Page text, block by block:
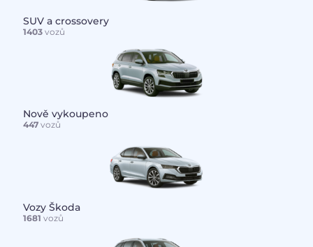
SUV a crossovery
1403vozů
Nově vykoupeno
447vozů
Vozy Škoda
1681 vozů